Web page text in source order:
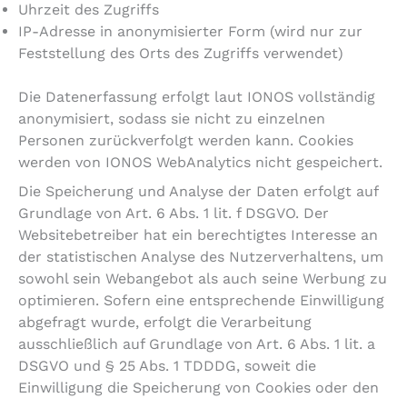
Uhrzeit des Zugriffs
IP-Adresse in anonymisierter Form (wird nur zur
Feststellung des Orts des Zugriffs verwendet)
Die Datenerfassung erfolgt laut IONOS vollständig
anonymisiert, sodass sie nicht zu einzelnen
Personen zurückverfolgt werden kann. Cookies
werden von IONOS WebAnalytics nicht gespeichert.
Die Speicherung und Analyse der Daten erfolgt auf
Grundlage von Art. 6 Abs. 1 lit. f DSGVO. Der
Websitebetreiber hat ein berechtigtes Interesse an
der statistischen Analyse des Nutzerverhaltens, um
sowohl sein Webangebot als auch seine Werbung zu
optimieren. Sofern eine entsprechende Einwilligung
abgefragt wurde, erfolgt die Verarbeitung
ausschließlich auf Grundlage von Art. 6 Abs. 1 lit. a
DSGVO und § 25 Abs. 1 TDDDG, soweit die
Einwilligung die Speicherung von Cookies oder den